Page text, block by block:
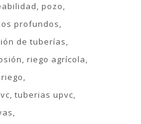
pozo
profundos
de tuberías
riego agrícola
tuberias upvc